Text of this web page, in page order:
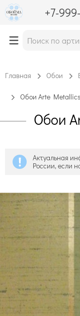
+7-
Главная Обои
Обои Arte
Обои
Актуальная
России, если